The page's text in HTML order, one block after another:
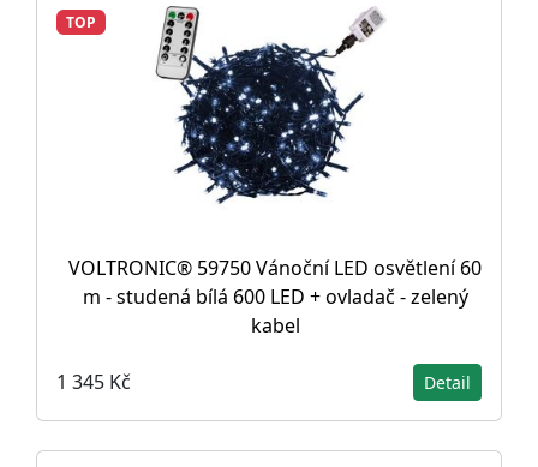
TOP
VOLTRONIC® 59750 Vánoční LED osvětlení 60
m - studená bílá 600 LED + ovladač - zelený
kabel
1 345 Kč Detail